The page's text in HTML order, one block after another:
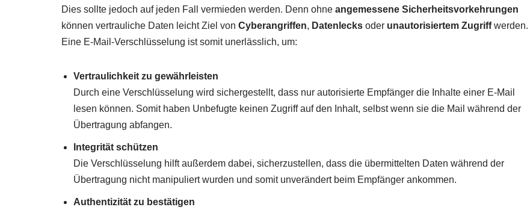
Dies sollte jedoch auf jeden Fall vermieden werden. Denn ohne angemessene Sicherheitsvorkehrungen
können vertrauliche Daten leicht Ziel von Cyberangriffen, Datenlecks oder unautorisiertem Zugriffwerden.
Eine E-Mail-Verschlüsselung ist somit unerlässlich, um:
Vertraulichkeit zu gewährleisten
Durch eine Verschlüsselung wird sichergestellt, dass nur autorisierte Empfänger die Inhalte einer E-Mail
lesen können. Somit haben Unbefugte keinen Zugriff auf den Inhalt, selbst wenn sie die Mail während der
Übertragung abfangen.
Integrität schützen
Die Verschlüsselung hilft außerdem dabei, sicherzustellen, dass die übermittelten Daten während der
Übertragung nicht manipuliert wurden und somit unverändert beim Empfänger ankommen.
Authentizität zu bestätigen